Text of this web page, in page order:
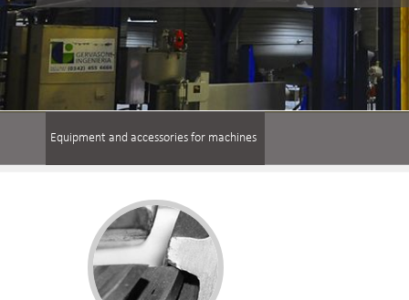
Equipment and accessories for machines